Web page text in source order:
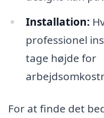
Installation:
professionel
tage højde for
For at finde det